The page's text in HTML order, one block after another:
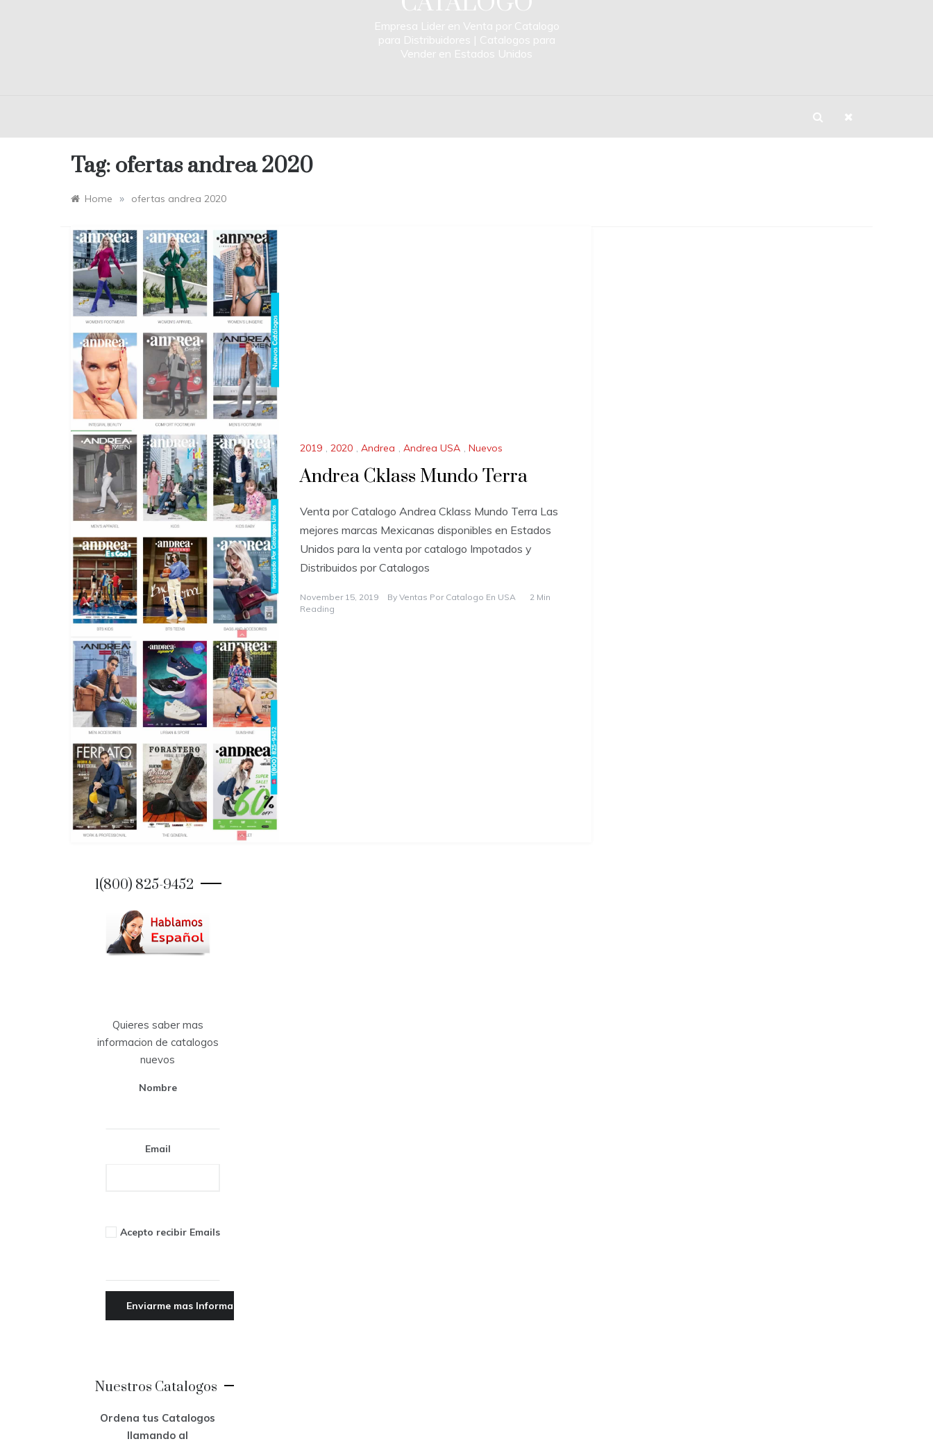
Empresa Lider en Venta por Catalogo
para Distribuidores | Catalogos para
Vender en Estados Unidos
Tag: ofertas andrea 2020
Home » ofertas andrea 2020
2019 , 2020 , Andrea , Andrea USA , Nuevos
Andrea Cklass Mundo Terra
Venta por Catalogo Andrea Cklass Mundo Terra Las
mejores marcas Mexicanas disponibles en Estados
Unidos para la venta por catalogo Impotados y
Distribuidos por Catalogos
November 15, 2019 By Ventas Por Catalogo En USA
2 Min
Reading
1(800) 825-9452
Quieres saber mas
informacion de catalogos
nuevos
Nombre
Email
Acepto recibir Emails
Nuestros Catalogos
Ordena tus Catalogos
llamando al